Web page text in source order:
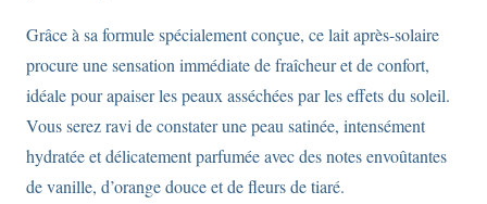
Grâce à sa formule spécialement conçue, ce lait après-solaire
procure une sensation immédiate de fraîcheur et de confort,
idéale pour apaiser les peaux asséchées par les effets du soleil.
Vous serez ravi de constater une peau satinée, intensément
hydratée et délicatement parfumée avec des notes envoûtantes
de vanille, d’orange douce et de fleurs de tiaré.